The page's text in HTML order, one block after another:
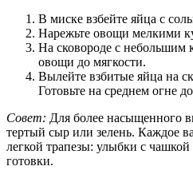
В миске взбейте яйца с
Нарежьте овощи мелкими
На сковороде с небольшим
овощи до мягкости.
Вылейте взбитые яйца на
Готовьте на среднем огне
Совет: Для более насыщенного
тертый сыр или зелень. Каждое
легкой трапезы: улыбки с
готовки.